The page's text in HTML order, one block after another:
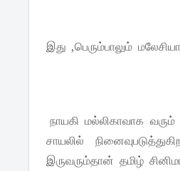
இது ,பெரும்பாலும்
நாயகி மல்லிகாவாக
சாயலில்
இருவரும்தான் தமிழ்